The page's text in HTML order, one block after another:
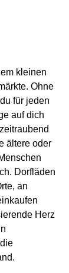
kleinen
Ohne
für jeden
auf dich
ältere oder
Dorfläden
an
Herz